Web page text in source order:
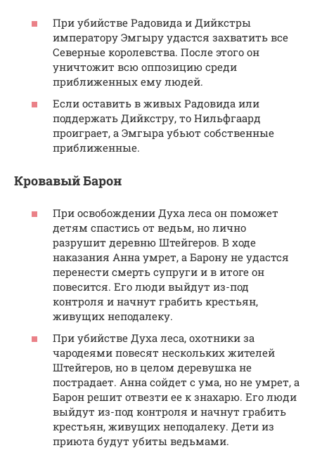
При убийстве Радовида и Дийкстры
императору Эмгыру удастся захватить все
Северные королевства. После этого он
уничтожит всю оппозицию среди
приближенных ему людей.
Если оставить в живых Радовида или
поддержать Дийкстру, то Нильфгаард
проиграет, а Эмгыра убьют собственные
приближенные.
Кровавый Барон
При освобождении Духа леса он поможет
детям спастись от ведьм, но лично
разрушит деревню Штейгеров. В ходе
наказания Анна умрет, а Барону не удастся
перенести смерть супруги и в итоге он
повесится. Его люди выйдут из-под
контроля и начнут грабить крестьян,
живущих неподалеку.
При убийстве Духа леса, охотники за
чародеями повесят нескольких жителей
Штейгеров, но в целом деревушка не
пострадает. Анна сойдет с ума, но не умрет, а
Барон решит отвезти ее к знахарю. Его люди
выйдут из-под контроля и начнут грабить
крестьян, живущих неподалеку. Дети из
приюта будут убиты ведьмами.